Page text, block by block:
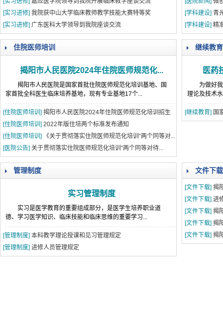
[实习进修] 我院获中山大学临床教师教学技能大赛特等奖
[实习进修] 广东医科大学领导到我院座谈交流
[学科建设] 青
[学科建设] 精
住院医师培训
揭阳市人民医院2024年住院医师规范化...
揭阳市人民医院是国家首批住院医师规范化培训基地、国
家首批全科医生临床培养基地，现有专业基地17个...
[住院医师培训] 揭阳市人民医院2024年住院医师规范化培训招生
简...
[住院医师培训] 2022年版住培两个标准发布通知
[住院医师培训]
《关于贯彻落实住院医师规范化培训“两个同等对...
[医院公告] 关于贯彻落实住院医师规范化培训“两个同等对待...
继续教育
医药
为做好
理论及技术
[继续教育] 国
管理制度
实习管理制度
实习是医学教育的重要组成部分，是医学生培养职业道
德、学习医学知识、临床技能和临床思维的重要学习...
[管理制度] 本科教学理论授课和见习管理规定
[管理制度] 进修人员管理规定
文件下载
[文件下载] 揭
[文件下载] 进
[文件下载] 揭
[文件下载] 揭
[文件下载] 揭